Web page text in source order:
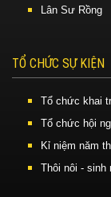
Lân Sư Rồng
TỔ CHỨC SỰ KIỆN
Tổ chức khai
Tổ chức hội
Kỉ niệm năm
Thôi nôi - sinh